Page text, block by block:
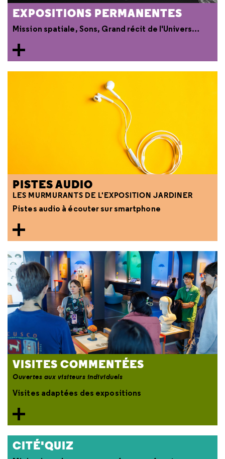
EXPOSITIONS PERMANENTES
Mission spatiale, Sons, Grand récit de l'Univers…
PISTES AUDIO
LES MURMURANTS DE L'EXPOSITION JARDINER
Pistes audio à écouter sur smartphone
VISITES COMMENTÉES
Ouvertes aux visiteurs individuels
Visites adaptées des expositions
CITÉ'QUIZ